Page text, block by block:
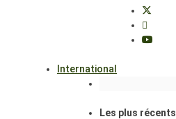
International
Les plus récents